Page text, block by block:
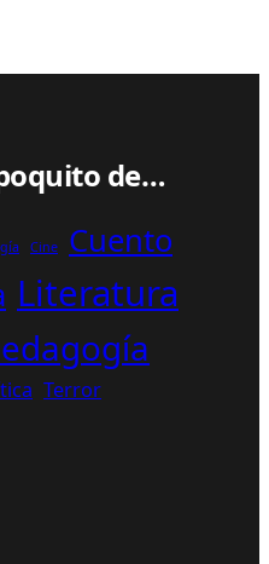
de…
Cine Cuento
Literatura
Terror